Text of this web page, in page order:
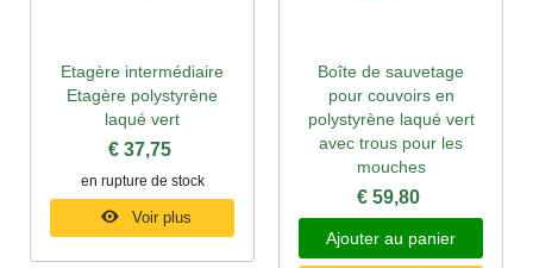
Etagère intermédiaire
Etagère polystyrène
laqué vert
€ 37,75
en rupture de stock
Voir plus
Boîte de sauvetage
pour couvoirs en
polystyrène laqué vert
avec trous pour les
mouches
€ 59,80
Ajouter au panier